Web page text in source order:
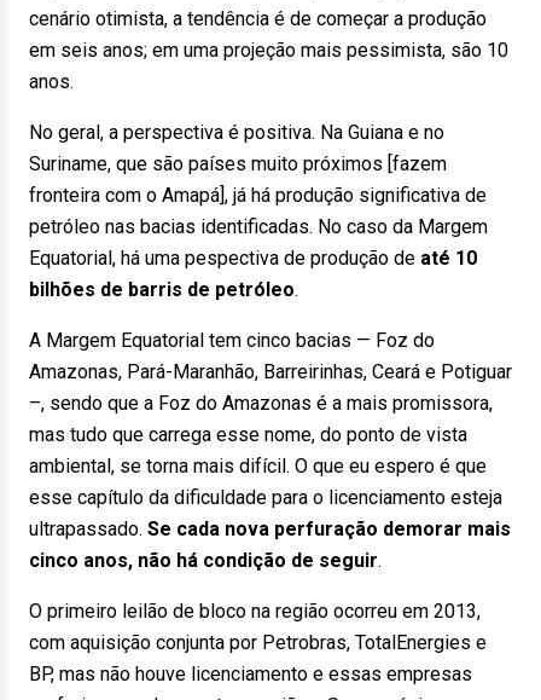
cenário otimista, a tendência é de começar a produção
em seis anos; em uma projeção mais pessimista, são 10
anos.
No geral, a perspectiva é positiva. Na Guiana e no
Suriname, que são países muito próximos [fazem
fronteira com o Amapá], já há produção significativa de
petróleo nas bacias identificadas. No caso da Margem
Equatorial, há uma pespectiva de produção de até 10
bilhões de barris de petróleo.
A Margem Equatorial tem cinco bacias — Foz do
Amazonas, Pará-Maranhão, Barreirinhas, Ceará e Potiguar
–, sendo que a Foz do Amazonas é a mais promissora,
mas tudo que carrega esse nome, do ponto de vista
ambiental, se torna mais difícil. O que eu espero é que
esse capítulo da dificuldade para o licenciamento esteja
ultrapassado. Se cada nova perfuração demorar mais
cinco anos, não há condição de seguir.
O primeiro leilão de bloco na região ocorreu em 2013,
com aquisição conjunta por Petrobras, TotalEnergies e
BP, mas não houve licenciamento e essas empresas